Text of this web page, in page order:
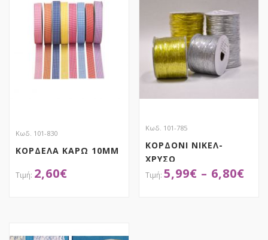
Κωδ. 101-830
ΚΟΡΔΕΛΑ ΚΑΡΩ 10MM
2,60€
Κωδ. 101-785
ΚΟΡΔΟΝΙ ΝΙΚΕΛ-
ΧΡΥΣΟ
5,99€ – 6,80€